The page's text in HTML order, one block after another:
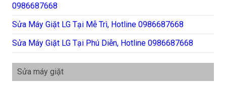
0986687668
Sửa Máy Giặt LG Tại Mễ Trì, Hotline 0986687668
Sửa Máy Giặt LG Tại Phú Diễn, Hotline 0986687668
Sửa máy giặt